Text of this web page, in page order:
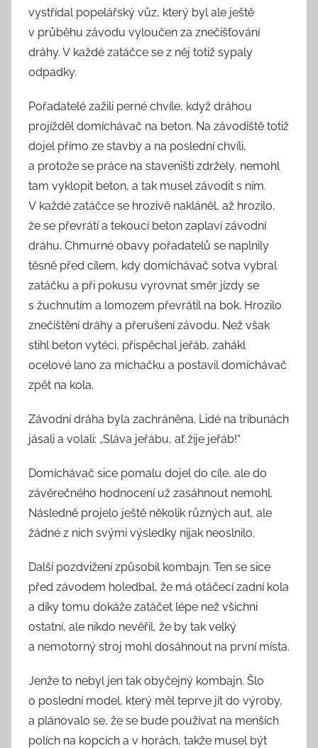
vystřídal popelářský vůz, který byl ale ještě
v průběhu závodu vyloučen za znečišťování
dráhy. V každé zatáčce se z něj totiž sypaly
odpadky.
Pořadatelé zažili perné chvíle, když dráhou
projížděl domíchávač na beton. Na závodiště totiž
dojel přímo ze stavby a na poslední chvíli,
a protože se práce na staveništi zdržely, nemohl
tam vyklopit beton, a tak musel závodit s ním.
V každé zatáčce se hrozivě nakláněl, až hrozilo,
že se převrátí a tekoucí beton zaplaví závodní
dráhu. Chmurné obavy pořadatelů se naplnily
těsně před cílem, kdy domíchávač sotva vybral
zatáčku a při pokusu vyrovnat směr jízdy se
s žuchnutím a lomozem převrátil na bok. Hrozilo
znečištění dráhy a přerušení závodu. Než však
stihl beton vytéci, přispěchal jeřáb, zahákl
ocelové lano za míchačku a postavil domíchávač
zpět na kola.
Závodní dráha byla zachráněna. Lidé na tribunách
jásali a volali: „Sláva jeřábu, ať žije jeřáb!“
Domíchávač sice pomalu dojel do cíle, ale do
závěrečného hodnocení už zasáhnout nemohl.
Následně projelo ještě několik různých aut, ale
žádné z nich svými výsledky nijak neoslnilo.
Další pozdvižení způsobil kombajn. Ten se sice
před závodem holedbal, že má otáčecí zadní kola
a díky tomu dokáže zatáčet lépe než všichni
ostatní, ale nikdo nevěřil, že by tak velký
a nemotorný stroj mohl dosáhnout na první místa.
Jenže to nebyl jen tak obyčejný kombajn. Šlo
o poslední model, který měl teprve jít do výroby,
a plánovalo se, že se bude používat na menších
polích na kopcích a v horách, takže musel být